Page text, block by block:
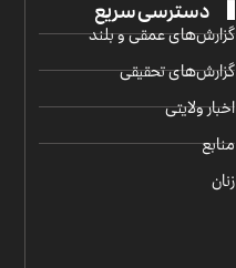
دسترسی سریع
گزارش‌‌های عمقی و بلند
گزارش‌های تحقیقی
اخبار ولایتی
منابع
زنان